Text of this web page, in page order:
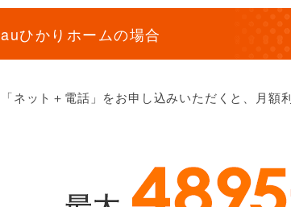
auひかりホームの場合
「ネット＋電話」をお申し込みいただくと、月額